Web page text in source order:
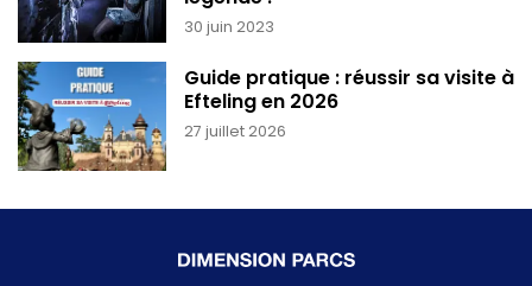
30 juin 2023
27 juillet 2026
Guide pratique : réussir sa visite à
Efteling en 2026